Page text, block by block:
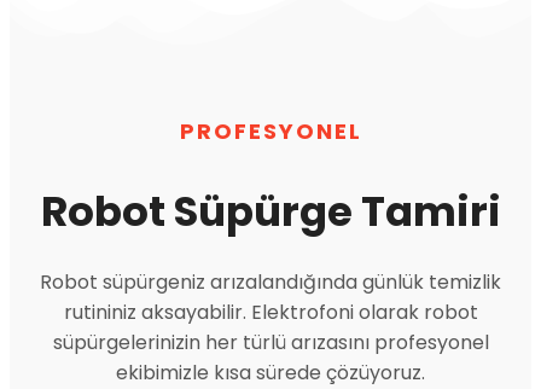
PROFESYONEL
Robot Süpürge Tamiri
Robot süpürgeniz arızalandığında günlük temizlik
rutininiz aksayabilir. Elektrofoni olarak robot
süpürgelerinizin her türlü arızasını profesyonel
ekibimizle kısa sürede çözüyoruz.